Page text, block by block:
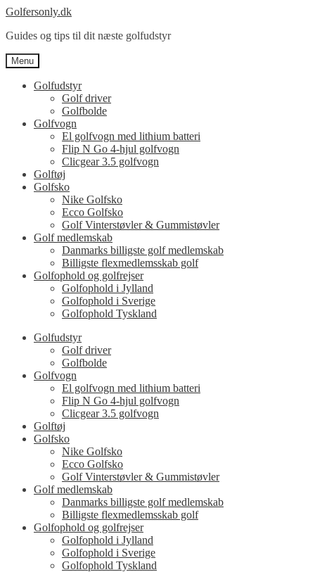
Spring
navigation
Spring
indhold
Golfersonly.dk
Guides og tips til dit næste golfudstyr
Menu
Golfudstyr
Golf driver
Golfbolde
Golfvogn
El golfvogn med lithium batteri
Flip N Go 4-hjul golfvogn
Clicgear 3.5 golfvogn
Golftøj
Golfsko
Nike Golfsko
Ecco Golfsko
Golf Vinterstøvler & Gummistøvler
Golf medlemskab
Danmarks billigste golf medlemskab
Billigste flexmedlemsskab golf
Golfophold og golfrejser
Golfophold i Jylland
Golfophold i Sverige
Golfophold Tyskland
Golfudstyr
Golf driver
Golfbolde
Golfvogn
El golfvogn med lithium batteri
Flip N Go 4-hjul golfvogn
Clicgear 3.5 golfvogn
Golftøj
Golfsko
Nike Golfsko
Ecco Golfsko
Golf Vinterstøvler & Gummistøvler
Golf medlemskab
Danmarks billigste golf medlemskab
Billigste flexmedlemsskab golf
Golfophold og golfrejser
Golfophold i Jylland
Golfophold i Sverige
Golfophold Tyskland